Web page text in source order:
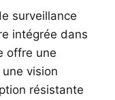
surveillance
intégrée dans
offre une
vision
résistante